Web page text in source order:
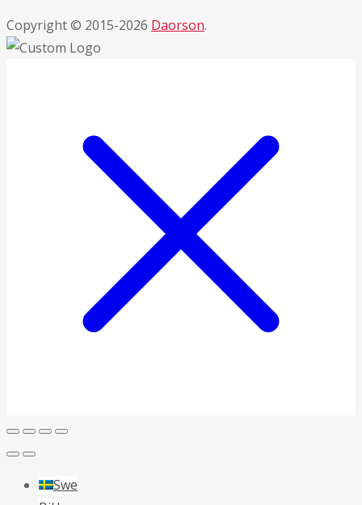
Copyright © 2015-2026 Daorson.
Swe